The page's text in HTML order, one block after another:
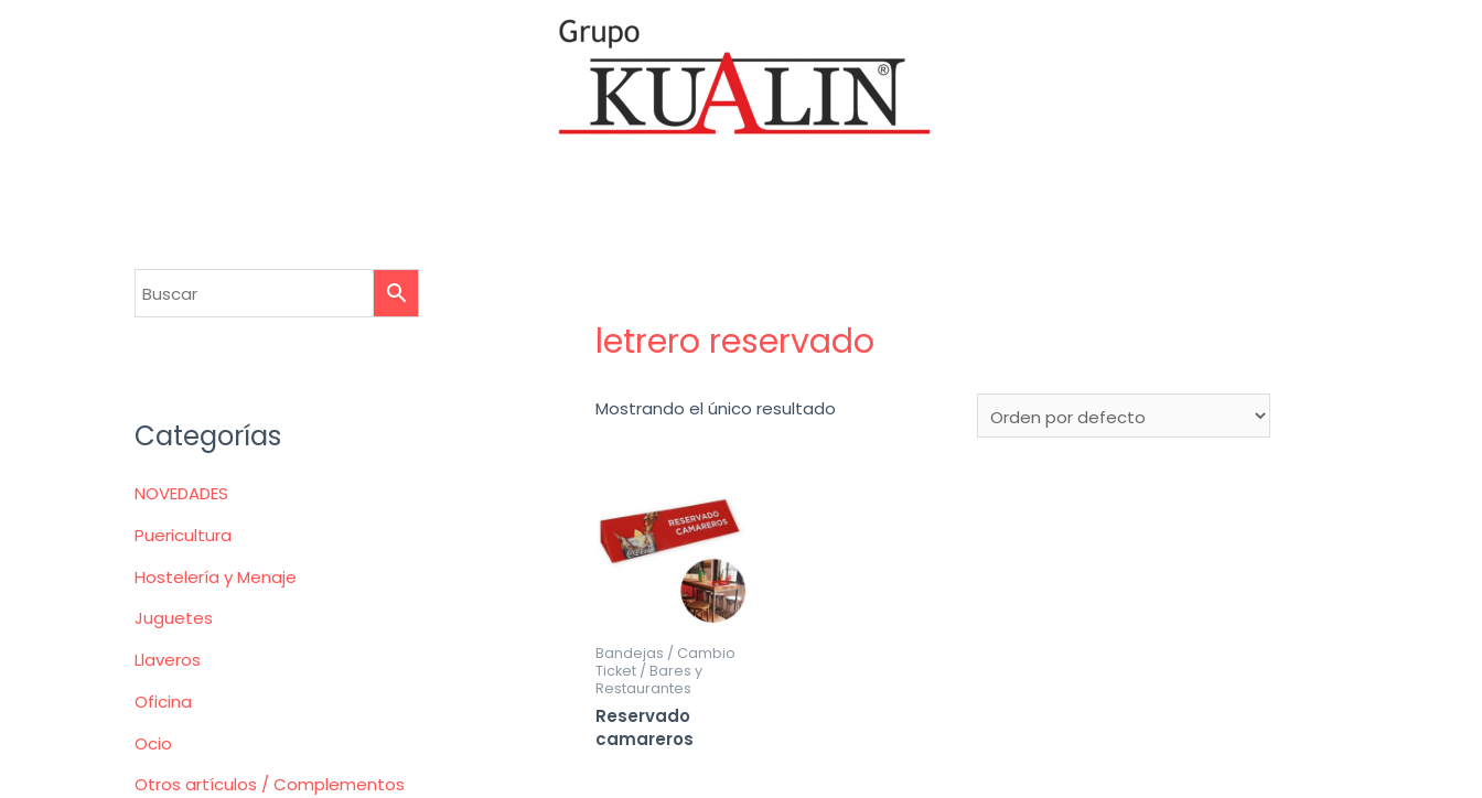
Categorías
NOVEDADES
Puericultura
Hostelería y Menaje
Juguetes
Llaveros
Oficina
Ocio
Otros artículos / Complementos
letrero reservado
Mostrando el único resultado
Bandejas / Cambio
Ticket / Bares y
Restaurantes
Reservado
camareros